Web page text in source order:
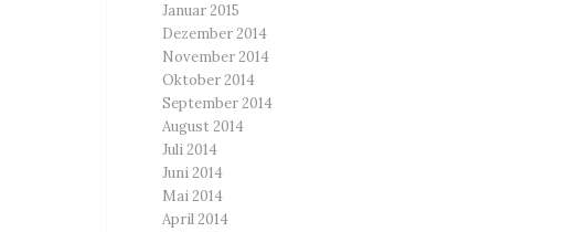
Januar 2015
Dezember 2014
November 2014
Oktober 2014
September 2014
August 2014
Juli 2014
Juni 2014
Mai 2014
April 2014